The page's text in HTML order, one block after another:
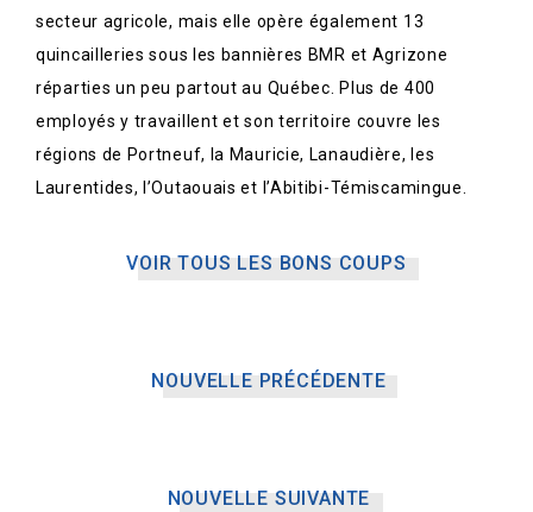
secteur agricole, mais elle opère également 13
quincailleries sous les bannières BMR et Agrizone
réparties un peu partout au Québec. Plus de 400
employés y travaillent et son territoire couvre les
régions de Portneuf, la Mauricie, Lanaudière, les
Laurentides, l’Outaouais et l’Abitibi-Témiscamingue.
VOIR TOUS LES BONS COUPS
NOUVELLE PRÉCÉDENTE
NOUVELLE SUIVANTE